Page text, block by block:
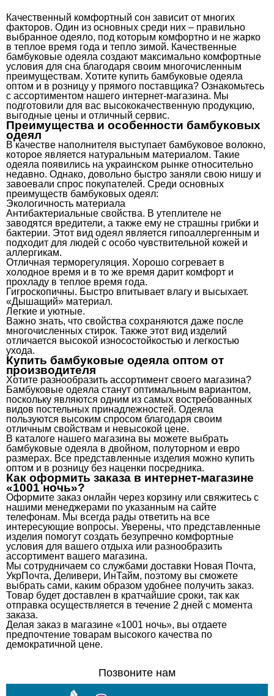
Качественный комфортный сон зависит от многих
факторов. Один из основных среди них – правильно
выбранное одеяло, под которым комфортно и не жарко
в теплое время года и тепло зимой. Качественные
бамбуковые одеяла создают максимально комфортные
условия для сна благодаря своим многочисленным
преимуществам. Хотите купить бамбуковые одеяла
оптом и в розницу у прямого поставщика? Ознакомьтесь
с ассортиментом нашего интернет-магазина. Мы
подготовили для вас высококачественную продукцию,
выгодные цены и отличный сервис.
Преимущества и особенности бамбуковых
одеял
В качестве наполнителя выступает бамбуковое волокно,
которое является натуральным материалом. Такие
одеяла появились на украинском рынке относительно
недавно. Однако, довольно быстро заняли свою нишу и
завоевали спрос покупателей. Среди основных
преимуществ бамбуковых одеял:
Экологичность материала
Антибактериальные свойства. В утеплителе не
заводятся вредители, а также ему не страшны грибки и
бактерии. Этот вид одеял является гипоаллергенным и
подходит для людей с особо чувствительной кожей и
аллергикам.
Отличная терморегуляция. Хорошо согревает в
холодное время и в то же время дарит комфорт и
прохладу в теплое время года.
Гигроскопичны. Быстро впитывает влагу и высыхает.
«Дышащий» материал.
Легкие и уютные.
Важно знать, что свойства сохраняются даже после
многочисленных стирок. Также этот вид изделий
отличается высокой износостойкостью и легкостью
ухода.
Купить бамбуковые одеяла оптом от
производителя
Хотите разнообразить ассортимент своего магазина?
Бамбуковые одеяла станут оптимальным вариантом,
поскольку являются одним из самых востребованных
видов постельных принадлежностей. Одеяла
пользуются высоким спросом благодаря своим
отличным свойствам и невысокой цене.
В каталоге нашего магазина вы можете выбрать
бамбуковые одеяла в двойном, полуторном и евро
размерах. Все представленные изделия можно купить
оптом и в розницу без наценки посредника.
Как оформить заказа в интернет-магазине
«1001 ночь»?
Оформите заказ онлайн через корзину или свяжитесь с
нашими менеджерами по указанным на сайте
телефонам. Мы всегда рады ответить на все
интересующие вопросы. Уверены, что представленные
изделия помогут создать безупречно комфортные
условия для вашего отдыха или разнообразить
ассортимент вашего магазина.
Мы сотрудничаем со службами доставки Новая Почта,
УкрПочта, Деливери, ИнТайм, поэтому вы сможете
выбрать сами, каким образом удобнее получить заказ.
Товар будет доставлен в кратчайшие сроки, так как
отправка осуществляется в течение 2 дней с момента
заказа.
Делая заказ в магазине «1001 ночь», вы отдаете
предпочтение товарам высокого качества по
демократичной цене.
Позвоните нам